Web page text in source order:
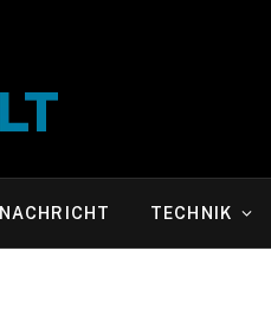
NACHRICHT TECHNIK